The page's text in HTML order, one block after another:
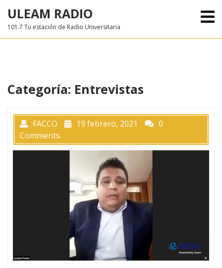
content
ULEAM RADIO
101.7 Tu estación de Radio Universitaria
Categoría: Entrevistas
FACCO 19 febrero, 2021
0
Comments